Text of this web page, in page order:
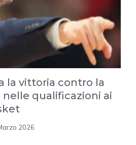
la vittoria contro la
nelle qualificazioni ai
2026